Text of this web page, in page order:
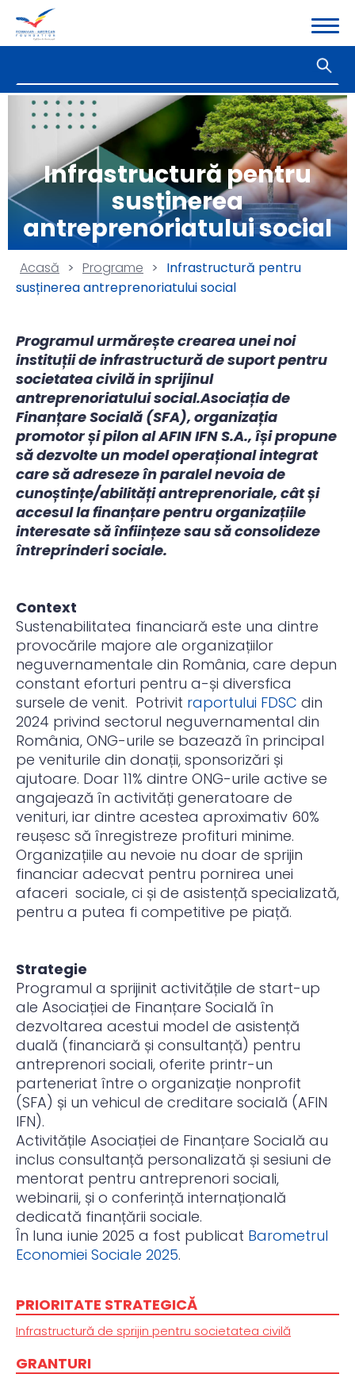
Infrastructură pentru
susținerea
antreprenoriatului social
Acasă > Programe > Infrastructură pentru
susținerea antreprenoriatului social
PRIORITATE STRATEGICĂ
Infrastructură de sprijin pentru societatea civilă
GRANTURI
Programul urmărește crearea unei noi
instituții de infrastructură de suport pentru
societatea civilă in sprijinul
antreprenoriatului social.Asociația de
Finanțare Socială (SFA), organizația
promotor și pilon al AFIN IFN S.A., își propune
să dezvolte un model operațional integrat
care să adreseze în paralel nevoia de
cunoștințe/abilități antreprenoriale, cât și
accesul la finanțare pentru organizațiile
interesate să înființeze sau să consolideze
întreprinderi sociale.
Context
Sustenabilitatea financiară este una dintre
provocările majore ale organizațiilor
neguvernamentale din România, care depun
constant eforturi pentru a-și diversfica
sursele de venit. Potrivit raportului FDSC din
2024 privind sectorul neguvernamental din
România, ONG-urile se bazează în principal
pe veniturile din donații, sponsorizări și
ajutoare. Doar 11% dintre ONG-urile active se
angajează în activități generatoare de
venituri, iar dintre acestea aproximativ 60%
reușesc să înregistreze profituri minime.
Organizațiile au nevoie nu doar de sprijin
financiar adecvat pentru pornirea unei
afaceri sociale, ci și de asistență specializată,
pentru a putea fi competitive pe piață.
Strategie
Programul a sprijinit activitățile de start-up
ale Asociației de Finanțare Socială în
dezvoltarea acestui model de asistență
duală (financiară și consultanță) pentru
antreprenori sociali, oferite printr-un
parteneriat între o organizație nonprofit
(SFA) și un vehicul de creditare socială (AFIN
IFN).
Activitățile Asociației de Finanțare Socială au
inclus consultanță personalizată și sesiuni de
mentorat pentru antreprenori sociali,
webinarii, și o conferință internațională
dedicată finanțării sociale.
În luna iunie 2025 a fost publicat Barometrul
Economiei Sociale 2025.